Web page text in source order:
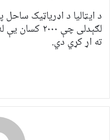
د ایټالیا د اډریاټیک
لګېدلی چې
ته اړ کړي دي.